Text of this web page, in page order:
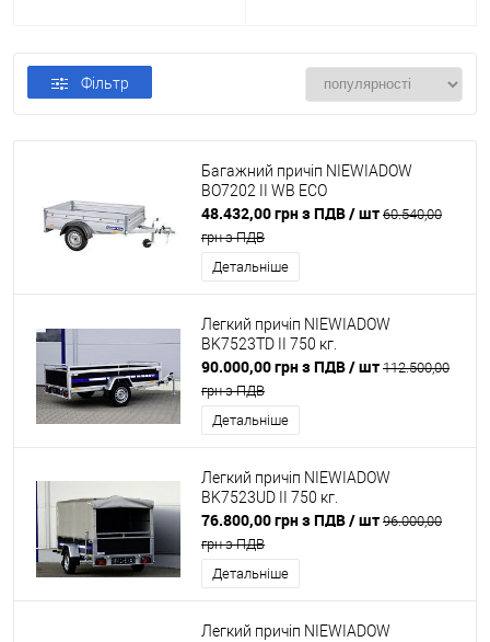
Фільтр
Багажний причіп NIEWIADOW
BO7202 II WB ECO
48.432,00 грн з ПДВ/ шт 60.540,00
грн з ПДВ
Детальніше
Легкий причіп NIEWIADOW
BK7523TD II 750 кг.
90.000,00 грн з ПДВ/ шт 112.500,00
грн з ПДВ
Детальніше
Легкий причіп NIEWIADOW
BK7523UD II 750 кг.
76.800,00 грн з ПДВ/ шт 96.000,00
грн з ПДВ
Детальніше
Легкий причіп NIEWIADOW